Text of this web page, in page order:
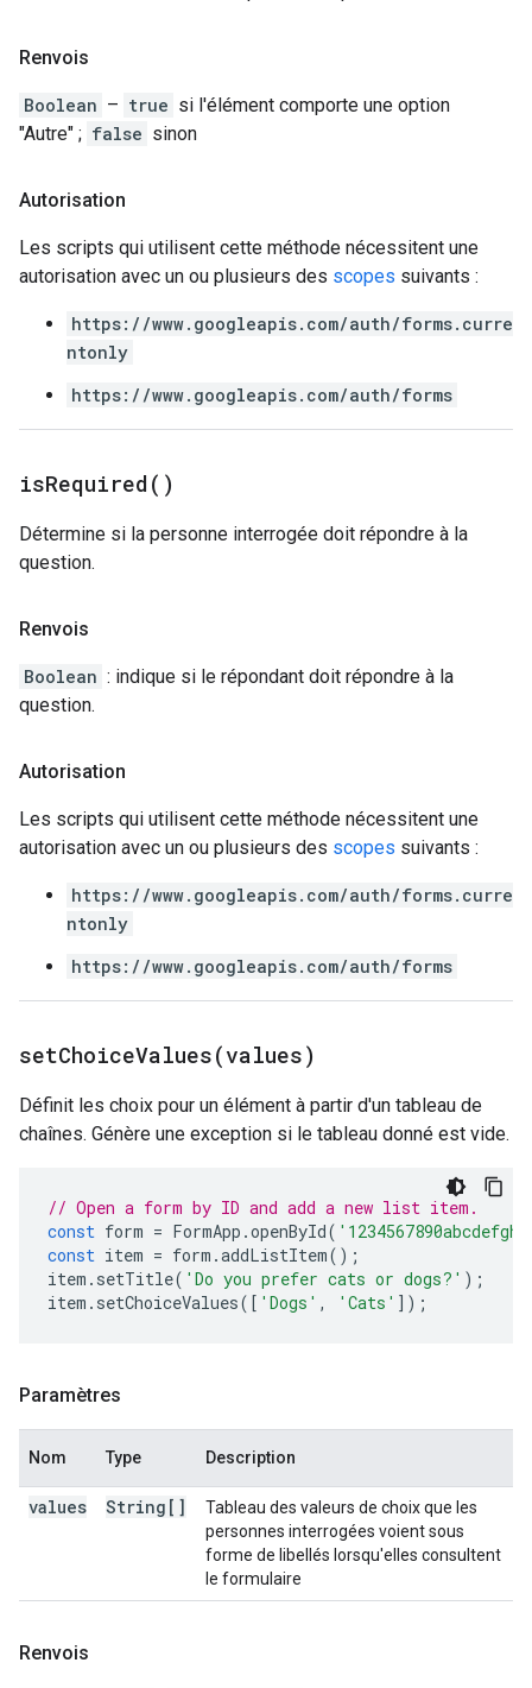
Renvois
Boolean – true si l'élément comporte une option
"Autre" ; false sinon
Autorisation
Les scripts qui utilisent cette méthode nécessitent une
autorisation avec un ou plusieurs des scopes suivants :
https://www.googleapis.com/auth/forms.curre
ntonly
https://www.googleapis.com/auth/forms
isRequired( )
Détermine si la personne interrogée doit répondre à la
question.
Renvois
Boolean : indique si le répondant doit répondre à la
question.
Autorisation
Les scripts qui utilisent cette méthode nécessitent une
autorisation avec un ou plusieurs des scopes suivants :
https://www.googleapis.com/auth/forms.curre
ntonly
https://www.googleapis.com/auth/forms
setChoiceValues(values)
Définit les choix pour un élément à partir d'un tableau de
chaînes. Génère une exception si le tableau donné est vide.
// Open a form by ID and add a new list item.
const form = FormApp .openById(
const item = form .addListItem();
item . setTitle( 'Do you prefer cats or dogs?' );
item . setChoiceValues([ 'Dogs' , 'Cats' ]);
Paramètres
Nom Type Description
values String[]
Tableau des valeurs de choix que les
personnes interrogées voient sous
forme de libellés lorsqu'elles consultent
le formulaire
Renvois